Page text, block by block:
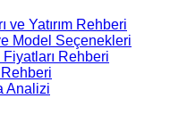
Yatırım Rehberi
Model Seçenekleri
Rehberi
Analizi